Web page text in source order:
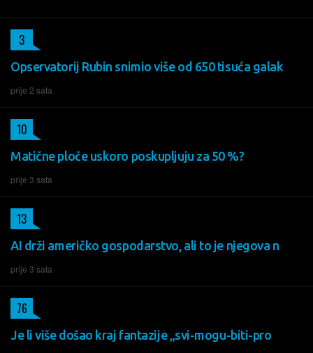
Opservatorij Rubin snimio više od 650 tisuća galak
prije 2 sata
3
Matične ploče uskoro poskupljuju za 50 %?
prije 3 sata
10
AI drži američko gospodarstvo, ali to je njegova n
prije 3 sata
13
Je li više došao kraj fantazije „svi-mogu-biti-pro
76